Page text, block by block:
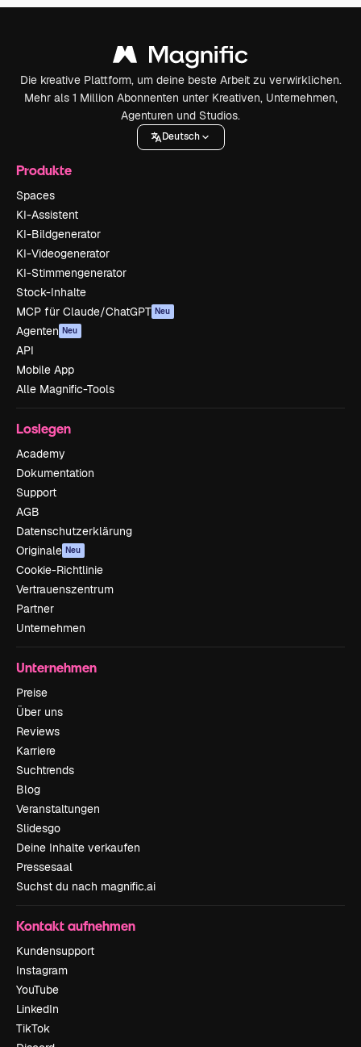
Die kreative Plattform, um deine beste Arbeit zu verwirklichen.
Mehr als 1 Million Abonnenten unter Kreativen, Unternehmen,
Agenturen und Studios.
Deutsch
Produkte
Spaces
KI-Assistent
KI-Bildgenerator
KI-Videogenerator
KI-Stimmengenerator
Stock-Inhalte
MCP für Claude/ChatGPT Neu
Agenten Neu
API
Mobile App
Alle Magnific-Tools
Loslegen
Academy
Dokumentation
Support
AGB
Datenschutzerklärung
Originale Neu
Cookie-Richtlinie
Vertrauenszentrum
Partner
Unternehmen
Unternehmen
Preise
Über uns
Reviews
Karriere
Suchtrends
Blog
Veranstaltungen
Slidesgo
Deine Inhalte verkaufen
Pressesaal
Suchst du nach magnific.ai
Kontakt aufnehmen
Kundensupport
Instagram
YouTube
LinkedIn
TikTok